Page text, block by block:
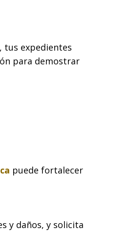
tus expedientes
para demostrar
puede fortalecer
y daños, y solicita